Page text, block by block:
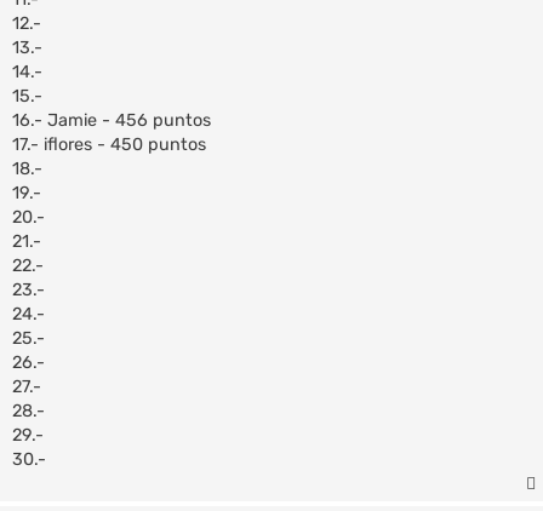
12.-
13.-
14.-
15.-
16.- Jamie - 456 puntos
17.- iflores - 450 puntos
18.-
19.-
20.-
21.-
22.-
23.-
24.-
25.-
26.-
27.-
28.-
29.-
30.-